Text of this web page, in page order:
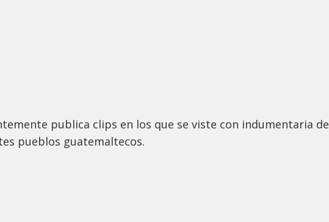
publica clips en los que se viste con indumentaria de
pueblos guatemaltecos.